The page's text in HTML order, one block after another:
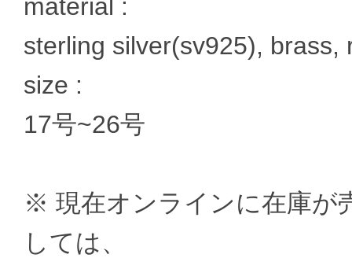
material :
sterling silver(sv925), brass,
size :
17号~26号
※ 現在オンラインに在庫が
しては、